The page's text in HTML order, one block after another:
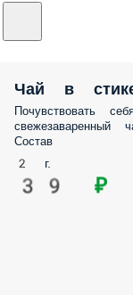
Чай в
Почувствовать
Состав
2 г.
39 ₽